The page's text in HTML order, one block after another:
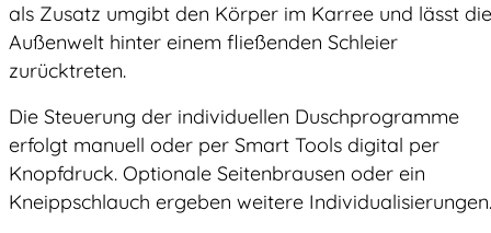
als Zusatz umgibt den Körper im Karree und lässt die
Außenwelt hinter einem fließenden Schleier
zurücktreten.
Die Steuerung der individuellen Duschprogramme
erfolgt manuell oder per Smart Tools digital per
Knopfdruck. Optionale Seitenbrausen oder ein
Kneippschlauch ergeben weitere Individualisierungen.